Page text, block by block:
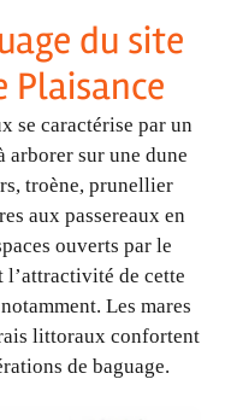
du site
Plaisance
se caractérise par un
arborer sur une dune
troène, prunellier
aux passereaux en
ouverts par le
l’attractivité de cette
Les mares
littoraux confortent
de baguage.